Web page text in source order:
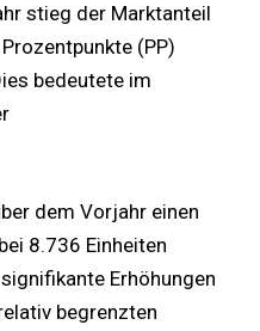
stieg der Marktanteil
(PP)
bedeutete im
dem Vorjahr einen
8.736 Einheiten
Erhöhungen
begrenzten